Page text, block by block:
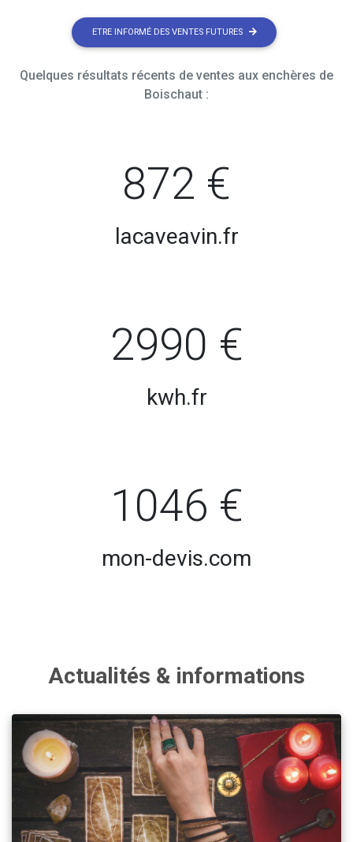
ETRE INFORMÉ DES VENTES FUTURES
Quelques résultats récents de ventes aux enchères de
Boischaut :
872 €
lacaveavin.fr
2990 €
kwh.fr
1046 €
mon-devis.com
Actualités & informations